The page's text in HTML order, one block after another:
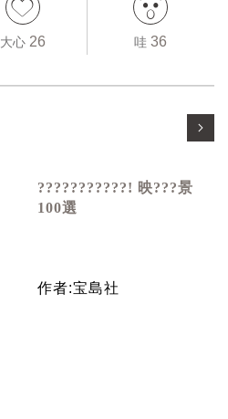
大心26 哇36
???????????! 映???景
100選
作者:宝島社